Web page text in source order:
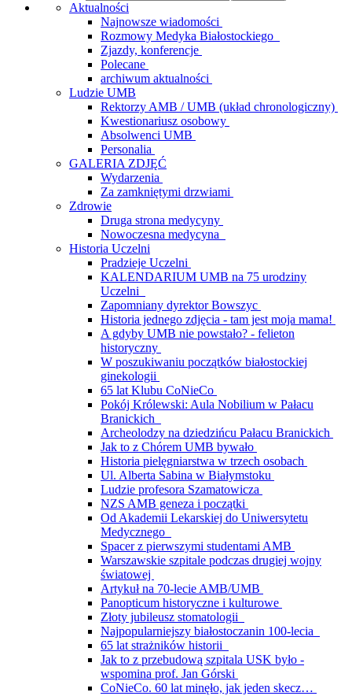
Aktualności
Najnowsze wiadomości
Rozmowy Medyka Białostockiego
Zjazdy, konferencje
Polecane
archiwum aktualności
Ludzie UMB
Rektorzy AMB / UMB (układ chronologiczny)
Kwestionariusz osobowy
Absolwenci UMB
Personalia
GALERIA ZDJĘĆ
Wydarzenia
Za zamkniętymi drzwiami
Zdrowie
Druga strona medycyny
Nowoczesna medycyna
Historia Uczelni
Pradzieje Uczelni
KALENDARIUM UMB na 75 urodziny
Uczelni
Zapomniany dyrektor Bowszyc
Historia jednego zdjęcia - tam jest moja mama!
A gdyby UMB nie powstało? - felieton
historyczny
W poszukiwaniu początków białostockiej
ginekologii
65 lat Klubu CoNieCo
Pokój Królewski: Aula Nobilium w Pałacu
Branickich
Archeolodzy na dziedzińcu Pałacu Branickich
Jak to z Chórem UMB bywało
Historia pielęgniarstwa w trzech osobach
Ul. Alberta Sabina w Białymstoku
Ludzie profesora Szamatowicza
NZS AMB geneza i początki
Od Akademii Lekarskiej do Uniwersytetu
Medycznego
Spacer z pierwszymi studentami AMB
Warszawskie szpitale podczas drugiej wojny
światowej
Artykuł na 70-lecie AMB/UMB
Panopticum historyczne i kulturowe
Złoty jubileusz stomatologii
Najpopularniejszy białostoczanin 100-lecia
65 lat strażników historii
Jak to z przebudową szpitala USK było -
wspomina prof. Jan Górski
CoNieCo. 60 lat minęło, jak jeden skecz…